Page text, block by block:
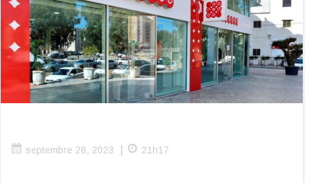
septembre 28, 2023 21h17